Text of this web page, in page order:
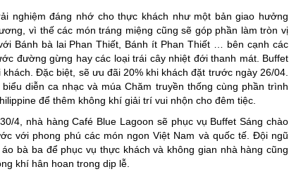
nghiệm đáng nhớ cho thực khách như một bản giao hưởng
vì thế các món tráng miệng cũng sẽ góp phần làm tròn vị
Bánh bà lai Phan Thiết, Bánh ít Phan Thiết … bên cạnh các
đường gừng hay các loại trái cây nhiệt đới thanh mát. Buffet
Đặc biệt, sẽ ưu đãi 20% khi khách đặt trước ngày 26/04.
diễn ca nhạc và múa Chăm truyền thống cùng phần trình
để thêm không khí giải trí vui nhộn cho đêm tiệc.
4, nhà hàng Café Blue Lagoon sẽ phục vụ Buffet Sáng chào
với phong phú các món ngon Việt Nam và quốc tế. Đội ngũ
bà ba để phục vụ thực khách và không gian nhà hàng cũng
khí hân hoan trong dịp lễ.